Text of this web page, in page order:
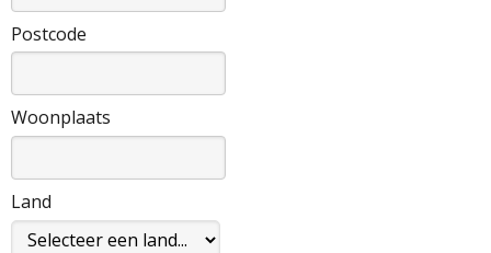
Postcode
Woonplaats
Land